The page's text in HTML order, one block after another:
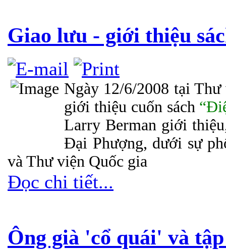
Giao lưu - giới thiệu
Ngày 12/6/2008 tại
giới thiệu cuốn sách
Larry Berman giới
Đại Phượng, dưới sự
và Thư viện Quốc gia
Đọc chi tiết...
Ông già 'cổ quái' và